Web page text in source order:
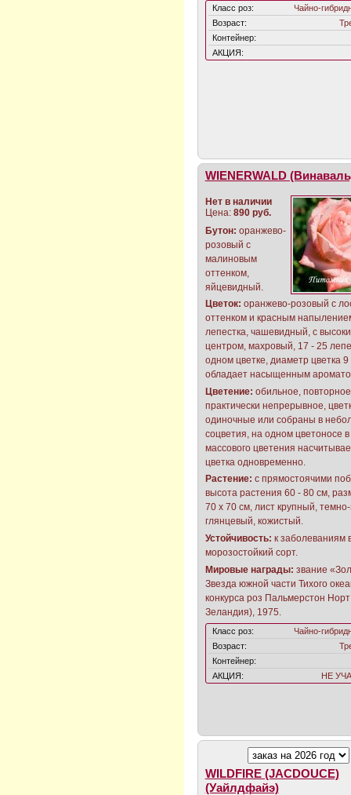
Класс роз:
Чайно-
Возраст:
Контейнер:
АКЦИЯ:
WIENERWALD
Нет в наличии
Цена: 890 руб.
Бутон: оранжево-
розовый с
малиновым
оттенком,
яйцевидный.
Цветок: оранжево-розовый с
оттенком и красным
лепестка, чашевидный, с
центром, махровый, 17 - 25
одном цветке, диаметр цветка 9
обладает насыщенным
Цветение: обильное,
практически непрерывное,
одиночные или собраны в
соцветия, на одном цветоносе
массового цветения
цветка одновременно.
Растение: с прямостоячими
высота растения 60 - 80 см,
70 х 70 см, лист крупный,
глянцевый, кожистый.
Устойчивость: к заболеваниям
морозостойкий сорт.
Мировые награды: звание
Звезда южной части Тихого
конкурса роз Пальмерстон
Зеландия), 1975.
Класс роз:
Чайно-
Возраст:
Контейнер:
АКЦИЯ:
НЕ
WILDFIRE (JACDOUCE)
(Уайлдфайэ)